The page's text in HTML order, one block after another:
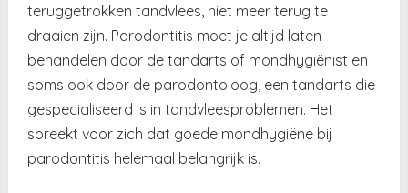
teruggetrokken tandvlees, niet meer terug te
draaien zijn. Parodontitis moet je altijd laten
behandelen door de tandarts of mondhygiënist en
soms ook door de parodontoloog, een tandarts die
gespecialiseerd is in tandvleesproblemen. Het
spreekt voor zich dat goede mondhygiëne bij
parodontitis helemaal belangrijk is.